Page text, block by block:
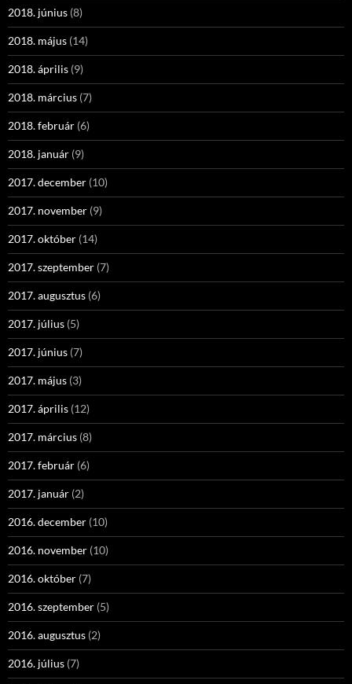
2018. június (8)
2018. május (14)
2018. április (9)
2018. március (7)
2018. február (6)
2018. január (9)
2017. december (10)
2017. november (9)
2017. október (14)
2017. szeptember (7)
2017. augusztus (6)
2017. július (5)
2017. június (7)
2017. május (3)
2017. április (12)
2017. március (8)
2017. február (6)
2017. január (2)
2016. december (10)
2016. november (10)
2016. október (7)
2016. szeptember (5)
2016. augusztus (2)
2016. július (7)